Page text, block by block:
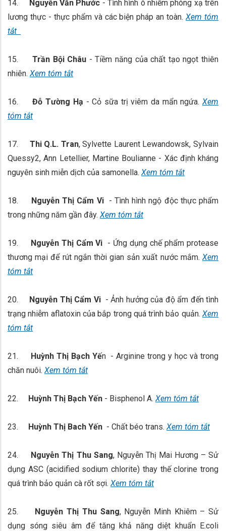
14. Nguyễn Văn Phước - Tình hình ô nhiễm phóng xạ trên
lương thực - thực phẩm và các biện pháp an toàn.Xem tóm
tắt
15. Trần Bội Châu - Tiềm năng của chất tạo ngọt thiên
nhiên. Xem tóm tắt
16.Đỗ Tường Hạ - Cỏ sữa trị viêm da mẩn ngứa. Xem
tóm tắt
17. Thi Q.L. Tran, Sylvette Laurent Lewandowsk, Sylvain
Quessy2, Ann Letellier, Martine Boulianne - Xác định kháng
nguyên sinh miễn dịch của samonella. Xem tóm tắt
18. Nguyễn Thị Cẩm Vi- Tình hình ngộ độc thực phẩm
trong những năm gần đây. Xem tóm tắt
19. Nguyễn Thị Cẩm Vi - Ứng dụng chế phẩm protease
thương mại để rút ngắn thời gian sản xuất nước mắm. Xem
tóm tắt
20. Nguyễn Thị Cẩm Vi- Ảnh hưởng của độ ẩm đến tình
trạng nhiễm aflatoxin của bắp trong quá trình bảo quản. Xem
tóm tắt
21. Huỳnh Thị Bạch Yến - Arginine trong y học và trong
chăn nuôi. Xem tóm tắt
22. Huỳnh Thị Bạch Yến - Bisphenol A. Xem tóm tắt
23. Huỳnh Thị Bach Yến - Chất béo trans. Xem tóm tắt
24. Nguyễn Thị Thu Sang, Nguyễn Thị Mai Hương – Sử
dụng ASC (acidified sodium chlorite) thay thế clorine trong
quá trình bảo quản cà rốt sợi. Xem tóm tắt
25. Nguyễn Thị Thu Sang, Nguyễn Minh Khiêm – Sử
dụng sóng siêu âm để tăng khả năng diệt khuẩn E.coli